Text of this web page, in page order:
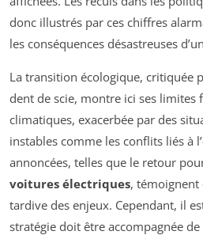
donc illustrés par ces chiffres
les conséquences désastreuses
La transition écologique, critiquée
dent de scie, montre ici ses limites
climatiques, exacerbée par des
instables comme les conflits liés à
annoncées, telles que le retour
voitures électriques, témoignent
tardive des enjeux. Cependant, il
stratégie doit être accompagnée